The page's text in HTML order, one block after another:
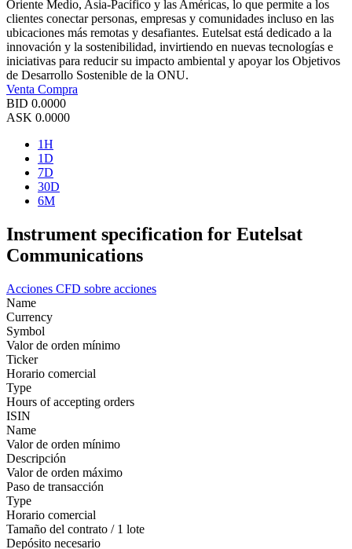
Oriente Medio, Asia-Pacífico y las Américas, lo que permite a los
clientes conectar personas, empresas y comunidades incluso en las
ubicaciones más remotas y desafiantes. Eutelsat está dedicado a la
innovación y la sostenibilidad, invirtiendo en nuevas tecnologías e
iniciativas para reducir su impacto ambiental y apoyar los Objetivos
de Desarrollo Sostenible de la ONU.
Venta Compra
BID 0.0000
ASK 0.0000
1H
1D
7D
30D
6M
Instrument specification for Eutelsat
Communications
Acciones CFD sobre acciones
Name
Currency
Symbol
Valor de orden mínimo
Ticker
Horario comercial
Type
Hours of accepting orders
ISIN
Name
Valor de orden mínimo
Descripción
Valor de orden máximo
Paso de transacción
Type
Horario comercial
Tamaño del contrato / 1 lote
Depósito necesario